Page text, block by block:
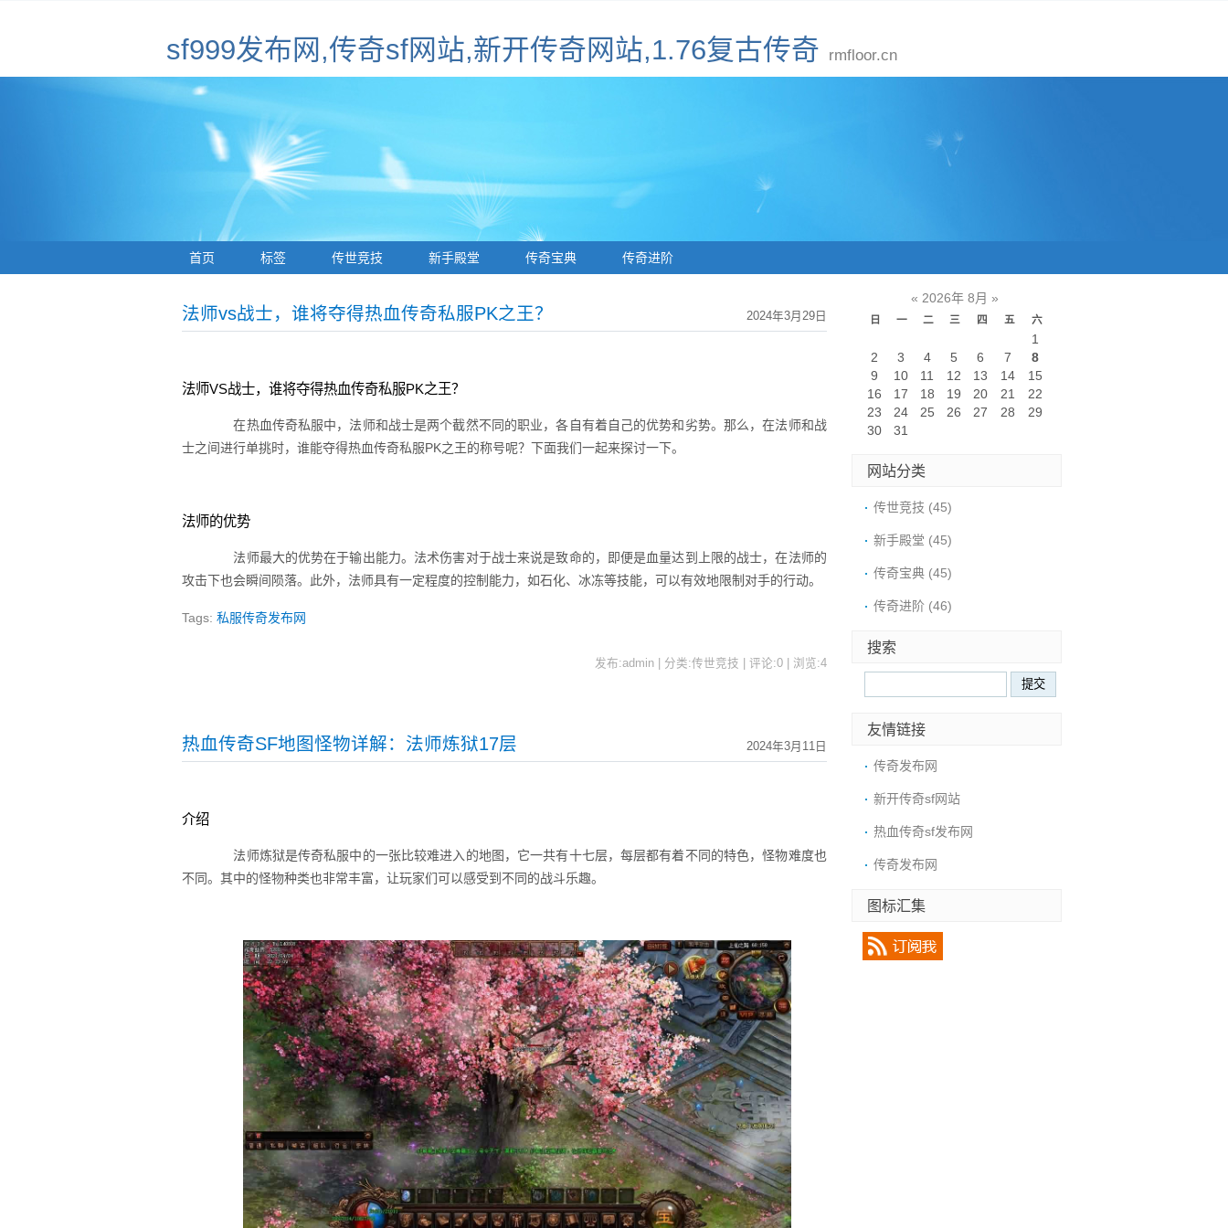
sf999发布网,传奇sf网站,新开传奇网站,1.76复古传奇 rmfloor.cn
首页 标签 传世竞技 新手殿堂 传奇宝典 传奇进阶
2024年3月29日
法师vs战士，谁将夺得热血传奇私服PK之王？
法师VS战士，谁将夺得热血传奇私服PK之王？
在热血传奇私服中，法师和战士是两个截然不同的职业，各自有着自己的优势和劣势。那么，在法师和战
士之间进行单挑时，谁能夺得热血传奇私服PK之王的称号呢？下面我们一起来探讨一下。
法师的优势
法师最大的优势在于输出能力。法术伤害对于战士来说是致命的，即便是血量达到上限的战士，在法师的
攻击下也会瞬间陨落。此外，法师具有一定程度的控制能力，如石化、冰冻等技能，可以有效地限制对手的行动。
Tags:私服传奇发布网
发布:admin | 分类:传世竞技 | 评论:0 | 浏览:4
2024年3月11日
热血传奇SF地图怪物详解：法师炼狱17层
介绍
法师炼狱是传奇私服中的一张比较难进入的地图，它一共有十七层，每层都有着不同的特色，怪物难度也
不同。其中的怪物种类也非常丰富，让玩家们可以感受到不同的战斗乐趣。
« 2026年 8月 »
日 一 二 三 四 五 六
1
2
3 4 5 6 7
8
9
10 11 12 13 14
15
16
17 18 19 20 21
22
23
24 25 26 27 28
29
30
31
网站分类
传世竞技 (45)
新手殿堂 (45)
传奇宝典 (45)
传奇进阶 (46)
搜索
友情链接
传奇发布网
新开传奇sf网站
热血传奇sf发布网
传奇发布网
图标汇集